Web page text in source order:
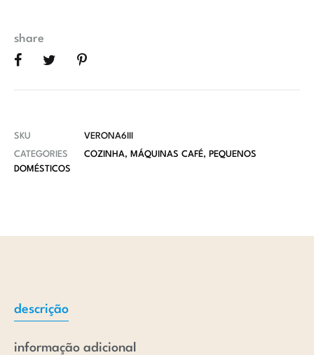
share
SKU
VERONA6III
CATEGORIES
COZINHA, MÁQUINAS CAFÉ, PEQUENOS
DOMÉSTICOS
descrição
informação adicional